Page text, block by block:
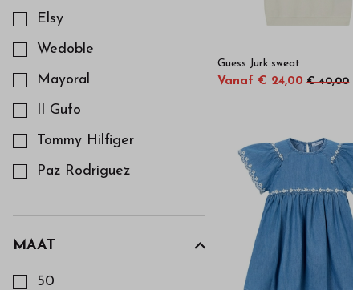
Elsy
Wedoble
Mayoral
Il Gufo
Tommy Hilfiger
Paz Rodriguez
MAAT
50
Guess Jurk sweat
Vanaf € 24,00 € 40,00